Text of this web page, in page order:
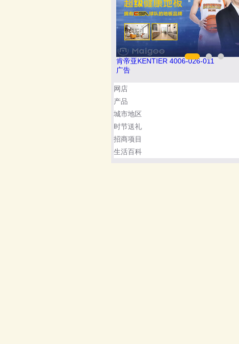
肯帝亚KENTIER 4006-026-011
广告
网店
产品
城市地区
时节送礼
招商项目
生活百科